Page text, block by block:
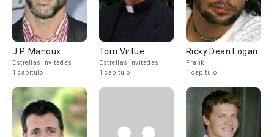
J.P. Manoux
Estrellas Invitadas
1 capítulo
Tom Virtue
Estrellas Invitadas
1 capítulo
Ricky Dean Logan
Frank
1 capítulo